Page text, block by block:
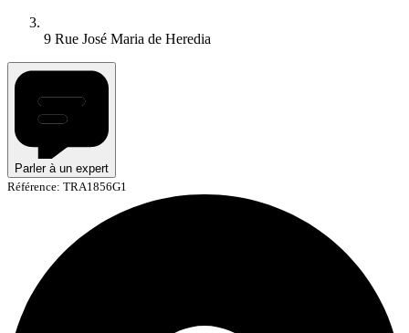
9 Rue José Maria de Heredia
Parler à un expert
Référence: TRA1856G1